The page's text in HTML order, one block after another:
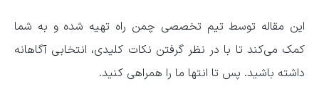
این مقاله توسط تیم تخصصی چمن راه تهیه شده و به شما
کمک می‌کند تا با در نظر گرفتن نکات کلیدی، انتخابی آگاهانه
داشته باشید. پس تا انتها ما را همراهی کنید.